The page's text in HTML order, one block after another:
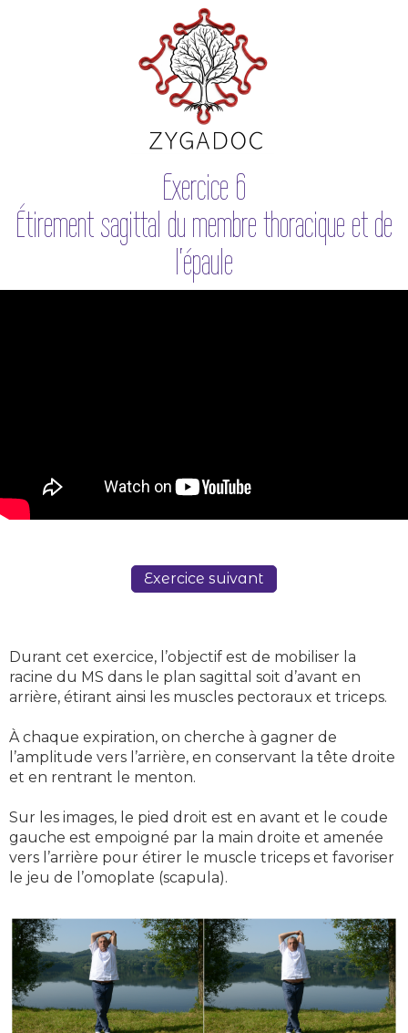
Exercice 6
Étirement sagittal du membre thoracique et de
l'épaule
Exercice suivant
Durant cet exercice, l’objectif est de mobiliser la
racine du MS dans le plan sagittal soit d’avant en
arrière, étirant ainsi les muscles pectoraux et triceps.
À chaque expiration, on cherche à gagner de
l’amplitude vers l’arrière, en conservant la tête droite
et en rentrant le menton.
Sur les images, le pied droit est en avant et le coude
gauche est empoigné par la main droite et amenée
vers l’arrière pour étirer le muscle triceps et favoriser
le jeu de l’omoplate (scapula).